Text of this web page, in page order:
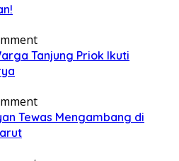
Tanjung Priok Ikuti
Tewas Mengambang di